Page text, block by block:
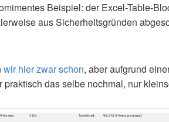
Beispiel: der Excel-Table-
aus Sicherheitsgründen
wir hier zwar schon, aber aufgrund
praktisch das selbe nochmal, nur